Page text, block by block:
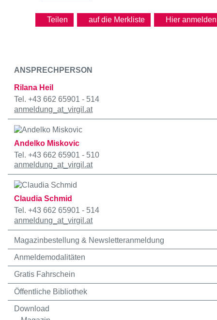
Teilen Hier anmelden
ANSPRECHPERSON
Rilana Heil
Tel. +43 662 65901 - 514
anmeldung _at_virgil.at
Andelko Miskovic
Tel. +43 662 65901 - 510
anmeldung _at_virgil.at
Claudia Schmid
Tel. +43 662 65901 - 514
anmeldung _at_virgil.at
Magazinbestellung & Newsletteranmeldung
Anmeldemodalitäten
Gratis Fahrschein
Öffentliche Bibliothek
Download